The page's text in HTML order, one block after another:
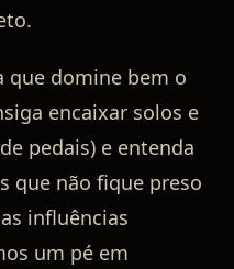
que domine bem o
encaixar solos e
pedais) e entenda
que não fique preso
influências
um pé em